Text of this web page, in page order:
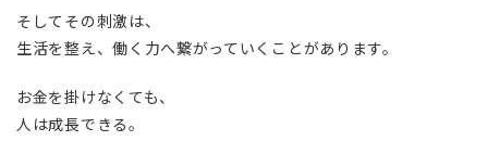
そしてその刺激は、
生活を整え、働く力へ繋がっていくことがあります。
お金を掛けなくても、
人は成長できる。